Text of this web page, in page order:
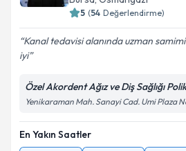
5 (54 Değerlendirme)
Kanal tedavisi alanında uzman
iyi
Özel Akordent Ağız ve Diş Sağlığı
Yenikaraman Mah. Sanayi Cad. Umi Plaza
En Yakın Saatler